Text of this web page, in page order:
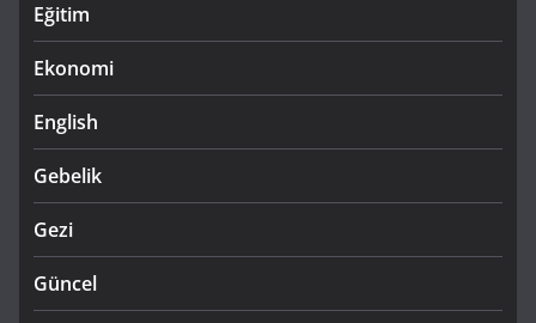
Eğitim
Ekonomi
English
Gebelik
Gezi
Güncel